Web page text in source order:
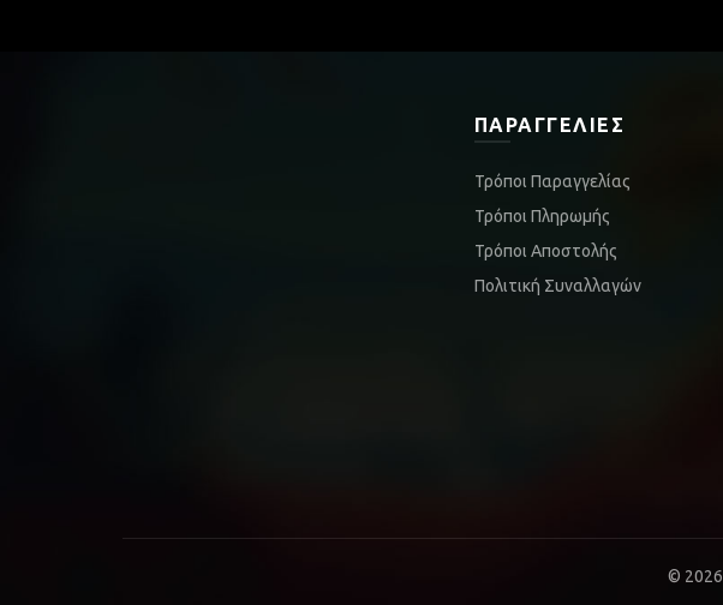
ΠΑΡΑΓΓΕΛΊΕΣ
Τρόποι Παραγγελίας
Τρόποι Πληρωμής
Τρόποι Αποστολής
Πολιτική Συναλλαγών
© 2026